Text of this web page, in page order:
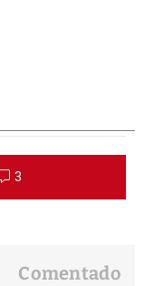
3
Comentado